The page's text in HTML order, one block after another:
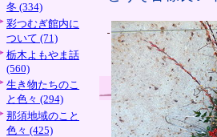
冬 (334)
彩つむぎ館内に
ついて (71)
栃木よもやま話
(560)
生き物たちのこ
と色々 (294)
那須地域のこと
色々 (425)